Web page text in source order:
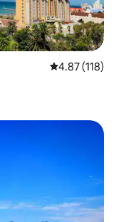
レビュー118
4.87 (118)